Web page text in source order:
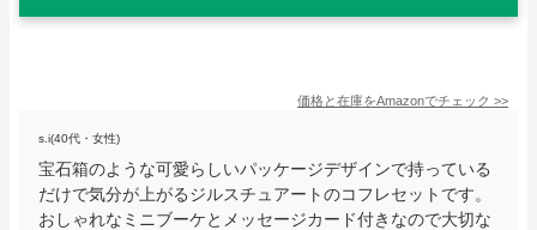
価格と在庫をAmazonでチェック >>
s.i(40代・女性)
宝石箱のような可愛らしいパッケージデザインで持っている
だけで気分が上がるジルスチュアートのコフレセットです。
おしゃれなミニブーケとメッセージカード付きなので大切な